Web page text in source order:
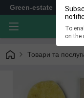
To
on the
Green-estate
Товари та